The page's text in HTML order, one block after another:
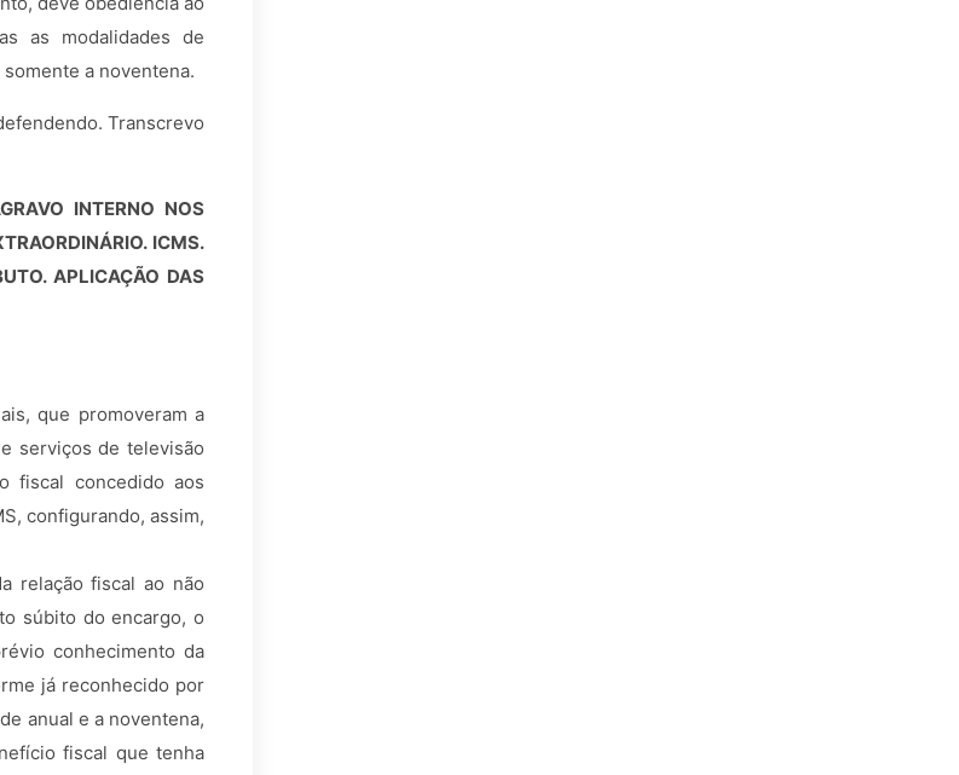
as modalidades de
a noventena.
Transcrevo
INTERNO NOS
ICMS.
APLICAÇÃO DAS
que promoveram a
serviços de televisão
fiscal concedido aos
configurando, assim,
relação fiscal ao não
súbito do encargo, o
conhecimento da
já reconhecido por
anual e a noventena,
fiscal que tenha